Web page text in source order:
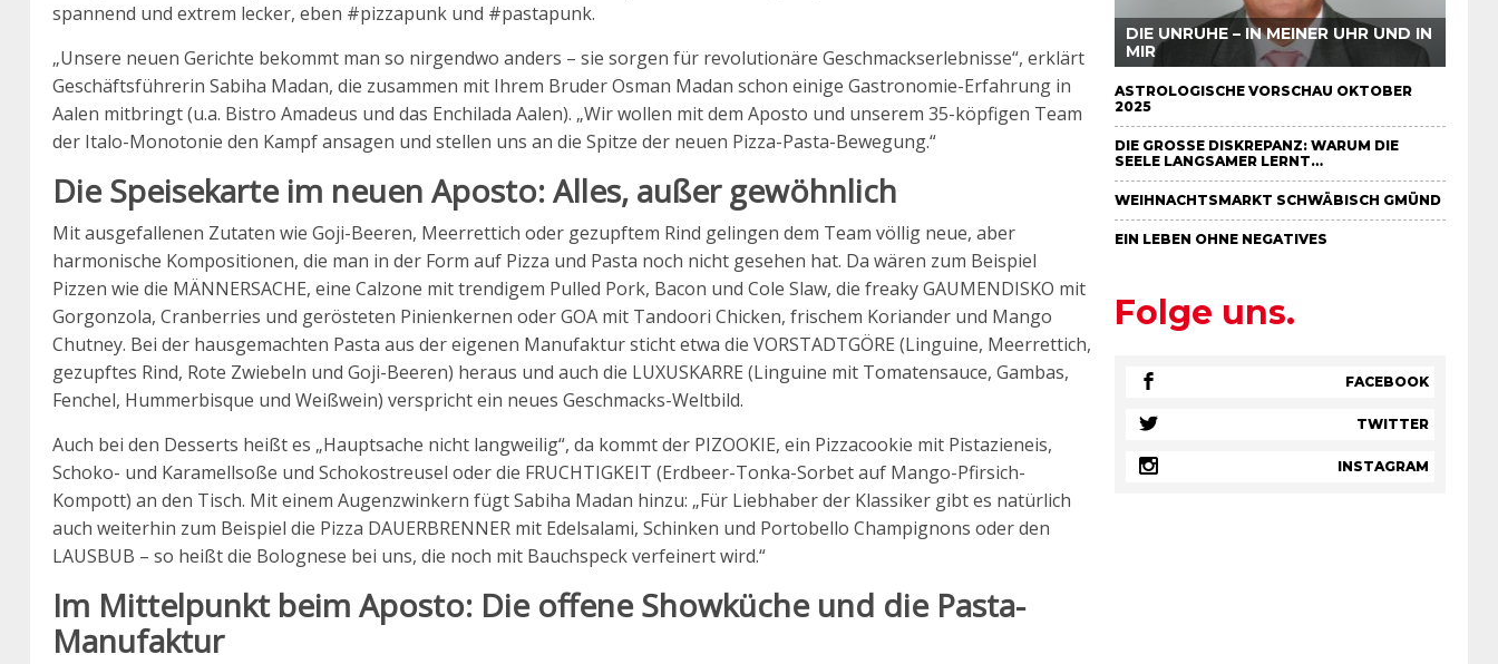
spannend und extrem lecker, eben #pizzapunk und #pastapunk.
„Unsere neuen Gerichte bekommt man so nirgendwo anders – sie sorgen für revolutionäre Geschmackserlebnisse“, erklärt
Geschäftsführerin Sabiha Madan, die zusammen mit Ihrem Bruder Osman Madan schon einige Gastronomie-Erfahrung in
Aalen mitbringt (u.a. Bistro Amadeus und das Enchilada Aalen). „Wir wollen mit dem Aposto und unserem 35-köpfigen Team
der Italo-Monotonie den Kampf ansagen und stellen uns an die Spitze der neuen Pizza-Pasta-Bewegung.“
Die Speisekarte im neuen Aposto: Alles, außer gewöhnlich
Mit ausgefallenen Zutaten wie Goji-Beeren, Meerrettich oder gezupftem Rind gelingen dem Team völlig neue, aber
harmonische Kompositionen, die man in der Form auf Pizza und Pasta noch nicht gesehen hat. Da wären zum Beispiel
Pizzen wie die MÄNNERSACHE, eine Calzone mit trendigem Pulled Pork, Bacon und Cole Slaw, die freaky GAUMENDISKO mit
Gorgonzola, Cranberries und gerösteten Pinienkernen oder GOA mit Tandoori Chicken, frischem Koriander und Mango
Chutney. Bei der hausgemachten Pasta aus der eigenen Manufaktur sticht etwa die VORSTADTGÖRE (Linguine, Meerrettich,
gezupftes Rind, Rote Zwiebeln und Goji-Beeren) heraus und auch die LUXUSKARRE (Linguine mit Tomatensauce, Gambas,
Fenchel, Hummerbisque und Weißwein) verspricht ein neues Geschmacks-Weltbild.
Auch bei den Desserts heißt es „Hauptsache nicht langweilig“, da kommt der PIZOOKIE, ein Pizzacookie mit Pistazieneis,
Schoko- und Karamellsoße und Schokostreusel oder die FRUCHTIGKEIT (Erdbeer-Tonka-Sorbet auf Mango-Pfirsich-
Kompott) an den Tisch. Mit einem Augenzwinkern fügt Sabiha Madan hinzu: „Für Liebhaber der Klassiker gibt es natürlich
auch weiterhin zum Beispiel die Pizza DAUERBRENNER mit Edelsalami, Schinken und Portobello Champignons oder den
LAUSBUB – so heißt die Bolognese bei uns, die noch mit Bauchspeck verfeinert wird.“
Im Mittelpunkt beim Aposto: Die offene Showküche und die Pasta-
Manufaktur
DIE UNRUHE – IN MEINER UHR UND IN
MIR
ASTROLOGISCHE VORSCHAU OKTOBER
2025
DIE GROSSE DISKREPANZ: WARUM DIE S
EELE LANGSAMER LERNT…
WEIHNACHTSMARKT SCHWÄBISCH GMÜND
EIN LEBEN OHNE NEGATIVES
Folge uns.
FACEBOOK
TWITTER
INSTAGRAM